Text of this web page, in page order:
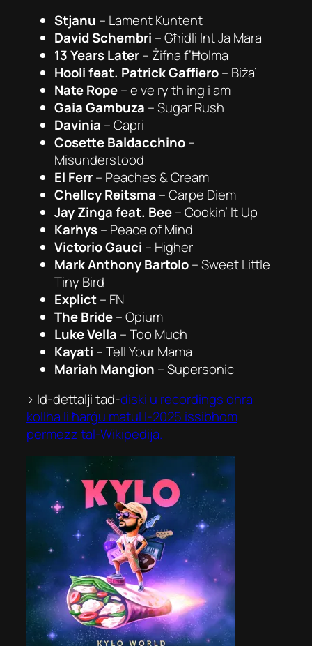
Stjanu – Lament Kuntent
David Schembri –Għidli Int Ja Mara
13 Years Later– Żifna f’Ħolma
Hooli feat. Patrick Gaffiero– Biża’
Nate Rope–e ve ry th ing i am
Gaia Gambuza –Sugar Rush
Davinia –Capri
Cosette Baldacchino–
Misunderstood
El Ferr– Peaches & Cream
Chellcy Reitsma –Carpe Diem
Jay Zinga feat. Bee–Cookin’ It Up
Karhys– Peace of Mind
Victorio Gauci – Higher
Mark Anthony Bartolo–Sweet Little
Tiny Bird
Explict– FN
The Bride–Opium
Luke Vella –Too Much
Kayati –Tell Your Mama
Mariah Mangion –Supersonic
> Id-dettalji tad-diski u recordings oħra
kollha li ħarġu matul l-2025 issibhom
permezz tal-Wikipedija.